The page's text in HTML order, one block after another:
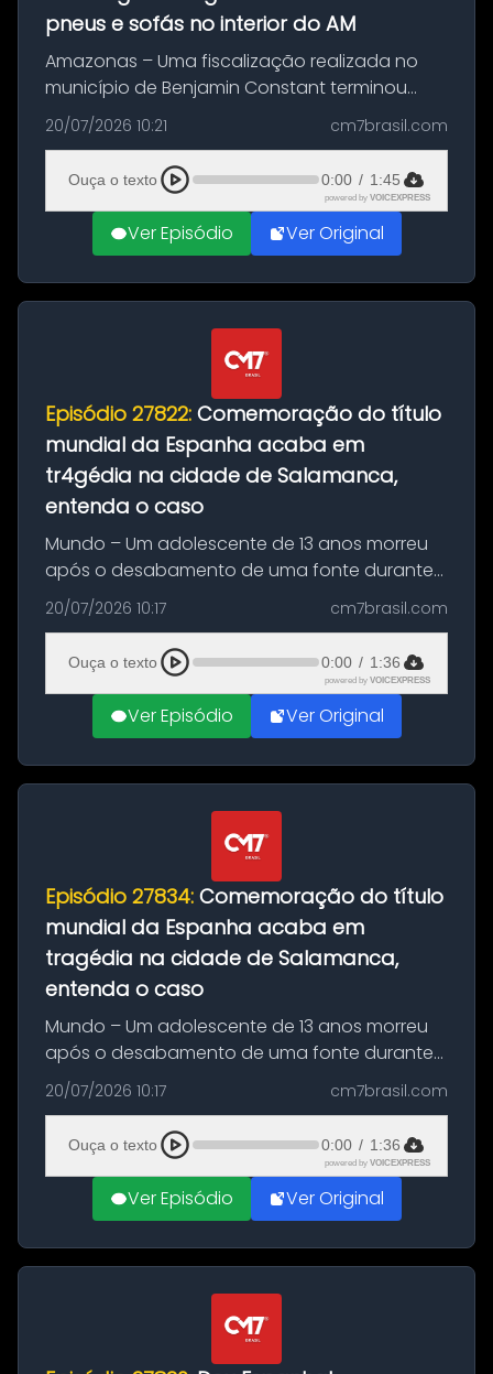
pneus e sofás no interior do AM
Amazonas – Uma fiscalização realizada no
município de Benjamin Constant terminou
com a apreensão de aproximadamente 115
quilos de entorpecentes em uma
embarcação atracada no porto da cidade. O
materia...
20/07/2026 10:21 cm7brasil.com
Ouça o texto 0:00 / 1:45
powered by VOICEXPRESS
Ver Episódio Ver Original
Episódio 27822: Comemoração do título
mundial da Espanha acaba em
tr4gédia na cidade de Salamanca,
entenda o caso
Mundo – Um adolescente de 13 anos morreu
após o desabamento de uma fonte durante
as comemorações pelo título da Copa do
Mundo conquistado pela Espanha, em
Ciudad Rodrigo, na província de Salamanca,
no...
20/07/2026 10:17 cm7brasil.com
Ouça o texto 0:00 / 1:36
powered by VOICEXPRESS
Ver Episódio Ver Original
Episódio 27834: Comemoração do título
mundial da Espanha acaba em
tragédia na cidade de Salamanca,
entenda o caso
Mundo – Um adolescente de 13 anos morreu
após o desabamento de uma fonte durante
as comemorações pelo título da Copa do
Mundo conquistado pela Espanha, em
Ciudad Rodrigo, na província de Salamanca,
no...
20/07/2026 10:17 cm7brasil.com
Ouça o texto 0:00 / 1:36
powered by VOICEXPRESS
Ver Episódio Ver Original